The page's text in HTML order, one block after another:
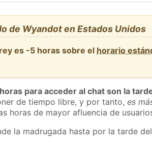
de Wyandot en Estados Unidos
es -5 horas sobre el horario
para acceder al chat son la
de tiempo libre, y por tanto,es
horas de mayor afluencia de
la madrugada hasta por la tarde